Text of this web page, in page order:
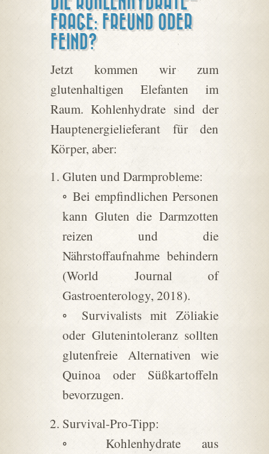
FRAGE: FREUND ODER
FEIND?
Jetzt kommen wir zum
glutenhaltigen Elefanten im
Raum. Kohlenhydrate sind der
Hauptenergielieferant für den
Körper, aber:
Gluten und Darmprobleme:
◦ Bei empfindlichen Personen
kann Gluten die Darmzotten
reizen und die
Nährstoffaufnahme behindern
(World Journal of
Gastroenterology, 2018).
◦ Survivalists mit Zöliakie
oder Glutenintoleranz sollten
glutenfreie Alternativen wie
Quinoa oder Süßkartoffeln
bevorzugen.
Survival-Pro-Tipp:
◦ Kohlenhydrate aus